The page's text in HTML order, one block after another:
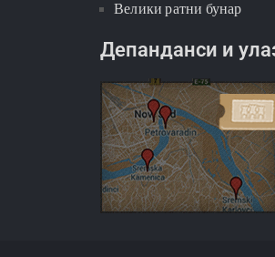
Велики ратни бунар
Депанданси и